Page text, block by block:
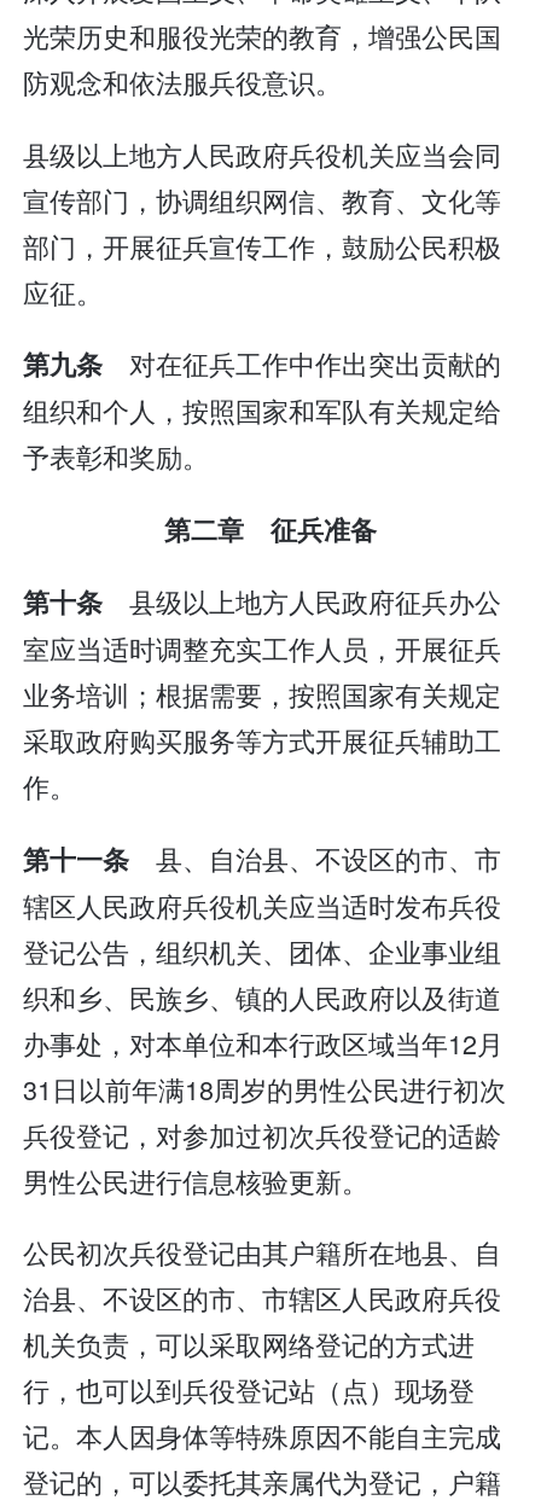
光荣历史和服役光荣的教育，增强公民国
防观念和依法服兵役意识。
县级以上地方人民政府兵役机关应当会同
宣传部门，协调组织网信、教育、文化等
部门，开展征兵宣传工作，鼓励公民积极
应征。
第九条 对在征兵工作中作出突出贡献的
组织和个人，按照国家和军队有关规定给
予表彰和奖励。
第二章 征兵准备
第十条 县级以上地方人民政府征兵办公
室应当适时调整充实工作人员，开展征兵
业务培训；根据需要，按照国家有关规定
采取政府购买服务等方式开展征兵辅助工
作。
第十一条 县、自治县、不设区的市、市
辖区人民政府兵役机关应当适时发布兵役
登记公告，组织机关、团体、企业事业组
织和乡、民族乡、镇的人民政府以及街道
办事处，对本单位和本行政区域当年12月
31日以前年满18周岁的男性公民进行初次
兵役登记，对参加过初次兵役登记的适龄
男性公民进行信息核验更新。
公民初次兵役登记由其户籍所在地县、自
治县、不设区的市、市辖区人民政府兵役
机关负责，可以采取网络登记的方式进
行，也可以到兵役登记站（点）现场登
记。本人因身体等特殊原因不能自主完成
登记的，可以委托其亲属代为登记，户籍